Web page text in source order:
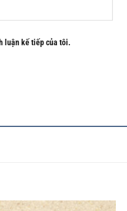
luận kế tiếp của tôi.